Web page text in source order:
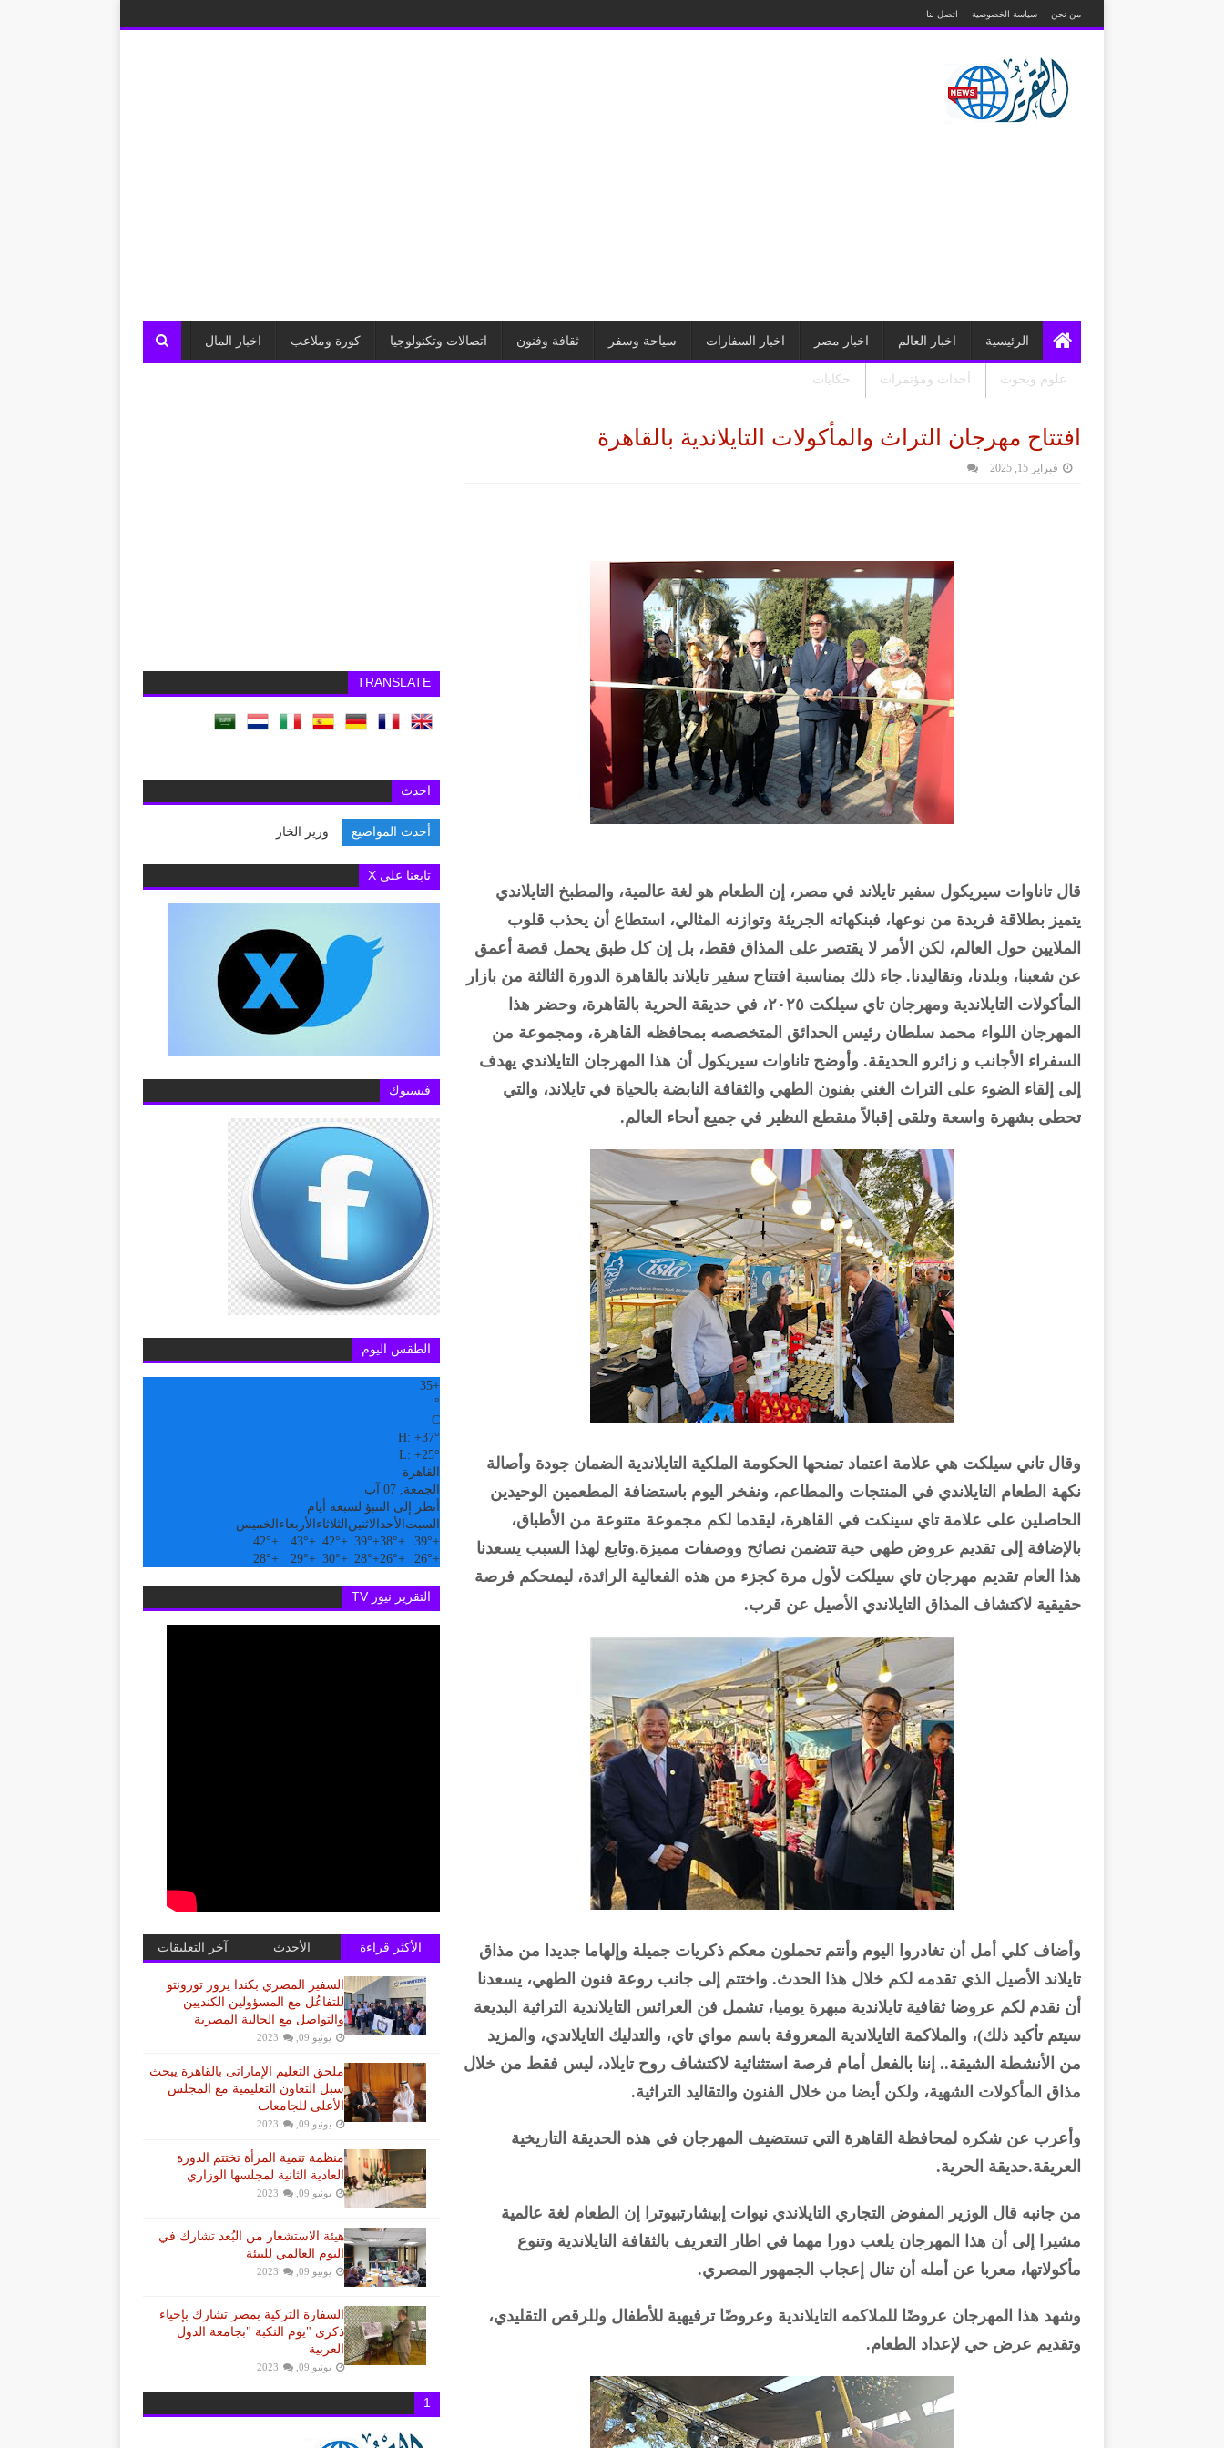
من نحن سياسة الخصوصية اتصل بنا
الرئيسية اخبار العالم اخبار مصر اخبار السفارات سياحة وسفر ثقافة وفنون اتصالات وتكنولوجيا كورة وملاعب اخبار المال
علوم وبحوث أحداث ومؤتمرات حكايات
افتتاح مهرجان التراث والمأكولات التايلاندية بالقاهرة
فبراير 15, 2025
قال تاناوات سيريكول سفير تايلاند في مصر، إن الطعام هو لغة عالمية، والمطبخ التايلاندي
يتميز بطلاقة فريدة من نوعها، فبنكهاته الجريئة وتوازنه المثالي، استطاع أن يحذب قلوب
الملايين حول العالم، لكن الأمر لا يقتصر على المذاق فقط، بل إن كل طبق يحمل قصة أعمق
عن شعبنا، وبلدنا، وتقاليدنا. جاء ذلك بمناسبة افتتاح سفير تايلاند بالقاهرة الدورة الثالثة من بازار
المأكولات التايلاندية ومهرجان تاي سيلكت ٢٠٢٥، في حديقة الحرية بالقاهرة، وحضر هذا
المهرجان اللواء محمد سلطان رئيس الحدائق المتخصصه بمحافظه القاهرة، ومجموعة من
السفراء الأجانب و زائرو الحديقة. وأوضح تاناوات سيريكول أن هذا المهرجان التايلاندي يهدف
إلى إلقاء الضوء على التراث الغني بفنون الطهي والثقافة النابضة بالحياة في تايلاند، والتي
تحطى بشهرة واسعة وتلقى إقبالاً منقطع النظير في جميع أنحاء العالم.
وقال تاني سيلكت هي علامة اعتماد تمنحها الحكومة الملكية التايلاندية الضمان جودة وأصالة
نكهة الطعام التايلاندي في المنتجات والمطاعم، ونفخر اليوم باستضافة المطعمين الوحيدين
الحاصلين على علامة تاي سينكت في القاهرة، ليقدما لكم مجموعة متنوعة من الأطباق،
بالإضافة إلى تقديم عروض طهي حية تتضمن نصائح ووصفات مميزة.وتابع لهذا السبب يسعدنا
هذا العام تقديم مهرجان تاي سيلكت لأول مرة كجزء من هذه الفعالية الرائدة، ليمنحكم فرصة
حقيقية لاكتشاف المذاق التايلاندي الأصيل عن قرب.
وأضاف كلي أمل أن تغادروا اليوم وأنتم تحملون معكم ذكريات جميلة وإلهاما جديدا من مذاق
تايلاند الأصيل الذي تقدمه لكم خلال هذا الحدث. واختتم إلى جانب روعة فنون الطهي، يسعدنا
أن نقدم لكم عروضا ثقافية تايلاندية مبهرة يوميا، تشمل فن العرائس التايلاندية التراثية البديعة
سيتم تأكيد ذلك)، والملاكمة التايلاندية المعروفة باسم مواي تاي، والتدليك التايلاندي، والمزيد
من الأنشطة الشيقة.. إننا بالفعل أمام فرصة استثنائية لاكتشاف روح تايلاد، ليس فقط من خلال
مذاق المأكولات الشهية، ولكن أيضا من خلال الفنون والتقاليد التراثية.
وأعرب عن شكره لمحافظة القاهرة التي تستضيف المهرجان في هذه الحديقة التاريخية
العريقة.حديقة الحرية.
من جانبه قال الوزير المفوض التجاري التايلاندي نيوات إبيشارتبيوترا إن الطعام لغة عالمية
مشيرا إلى أن هذا المهرجان يلعب دورا مهما في اطار التعريف بالثقافة التايلاندية وتنوع
مأكولاتها، معربا عن أمله أن تنال إعجاب الجمهور المصري.
وشهد هذا المهرجان عروضًا للملاكمه التايلاندية وعروضًا ترفيهية للأطفال وللرقص التقليدي،
وتقديم عرض حي لإعداد الطعام.
TRANSLATE
احدث
أحدث المواضيع وزير الخارجية يبحث
تابعنا على X
فيسبوك
الطقس اليوم
+
35
°
C
H: +37°
L: +25°
القاهرة
الجمعة, 07 آب
أنظر إلى التنبؤ لسبعة أيام
السبت الأحد الاثنين الثلاثاء الأربعاء الخميس
+
39°
+
38°
+
39°
+
42°
+
43°
+
42°
+
26°
+
26°
+
28°
+
30°
+
29°
+
28°
التقرير نيوز TV
الأكثر قراءة الأحدث آخر التعليقات
السفير المصري بكندا يزور تورونتو
للتفاعُل مع المسؤولين الكنديين
والتواصل مع الجالية المصرية
يونيو 09, 2023
ملحق التعليم الإماراتى بالقاهرة يبحث
سبل التعاون التعليمية مع المجلس
الأعلى للجامعات
يونيو 09, 2023
منظمة تنمية المرأة تختتم الدورة
العادية الثانية لمجلسها الوزاري
يونيو 09, 2023
هيئة الاستشعار من البُعد تشارك في
اليوم العالمي للبيئة
يونيو 09, 2023
السفارة التركية بمصر تشارك بإحياء
ذكرى "يوم النكبة "بجامعة الدول
العربية
يونيو 09, 2023
1